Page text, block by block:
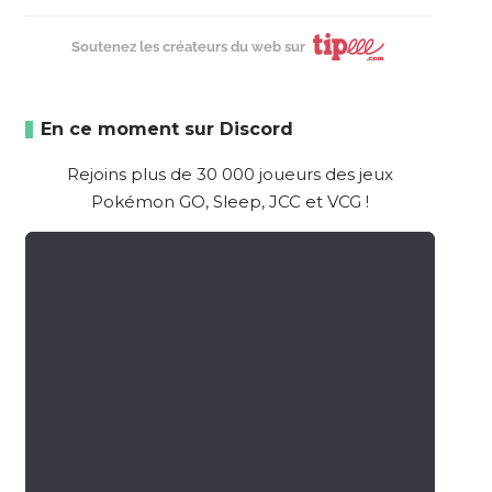
Soutenez les créateurs du web sur
En ce moment sur Discord
Rejoins plus de 30 000 joueurs des jeux
Pokémon GO, Sleep, JCC et VCG !